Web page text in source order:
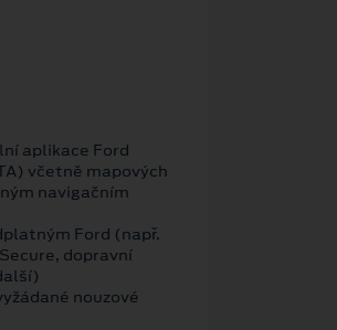
aplikace Ford
včetně mapových
navigačním
Ford (např.
dopravní
nouzové